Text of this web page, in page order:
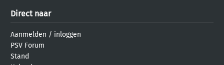
Direct naar
Aanmelden / inloggen
PSV Forum
Stand